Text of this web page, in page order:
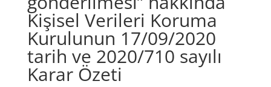
Kişisel Verileri Koruma
Kurulunun 17/09/2020
tarih ve 2020/710 sayılı
Karar Özeti